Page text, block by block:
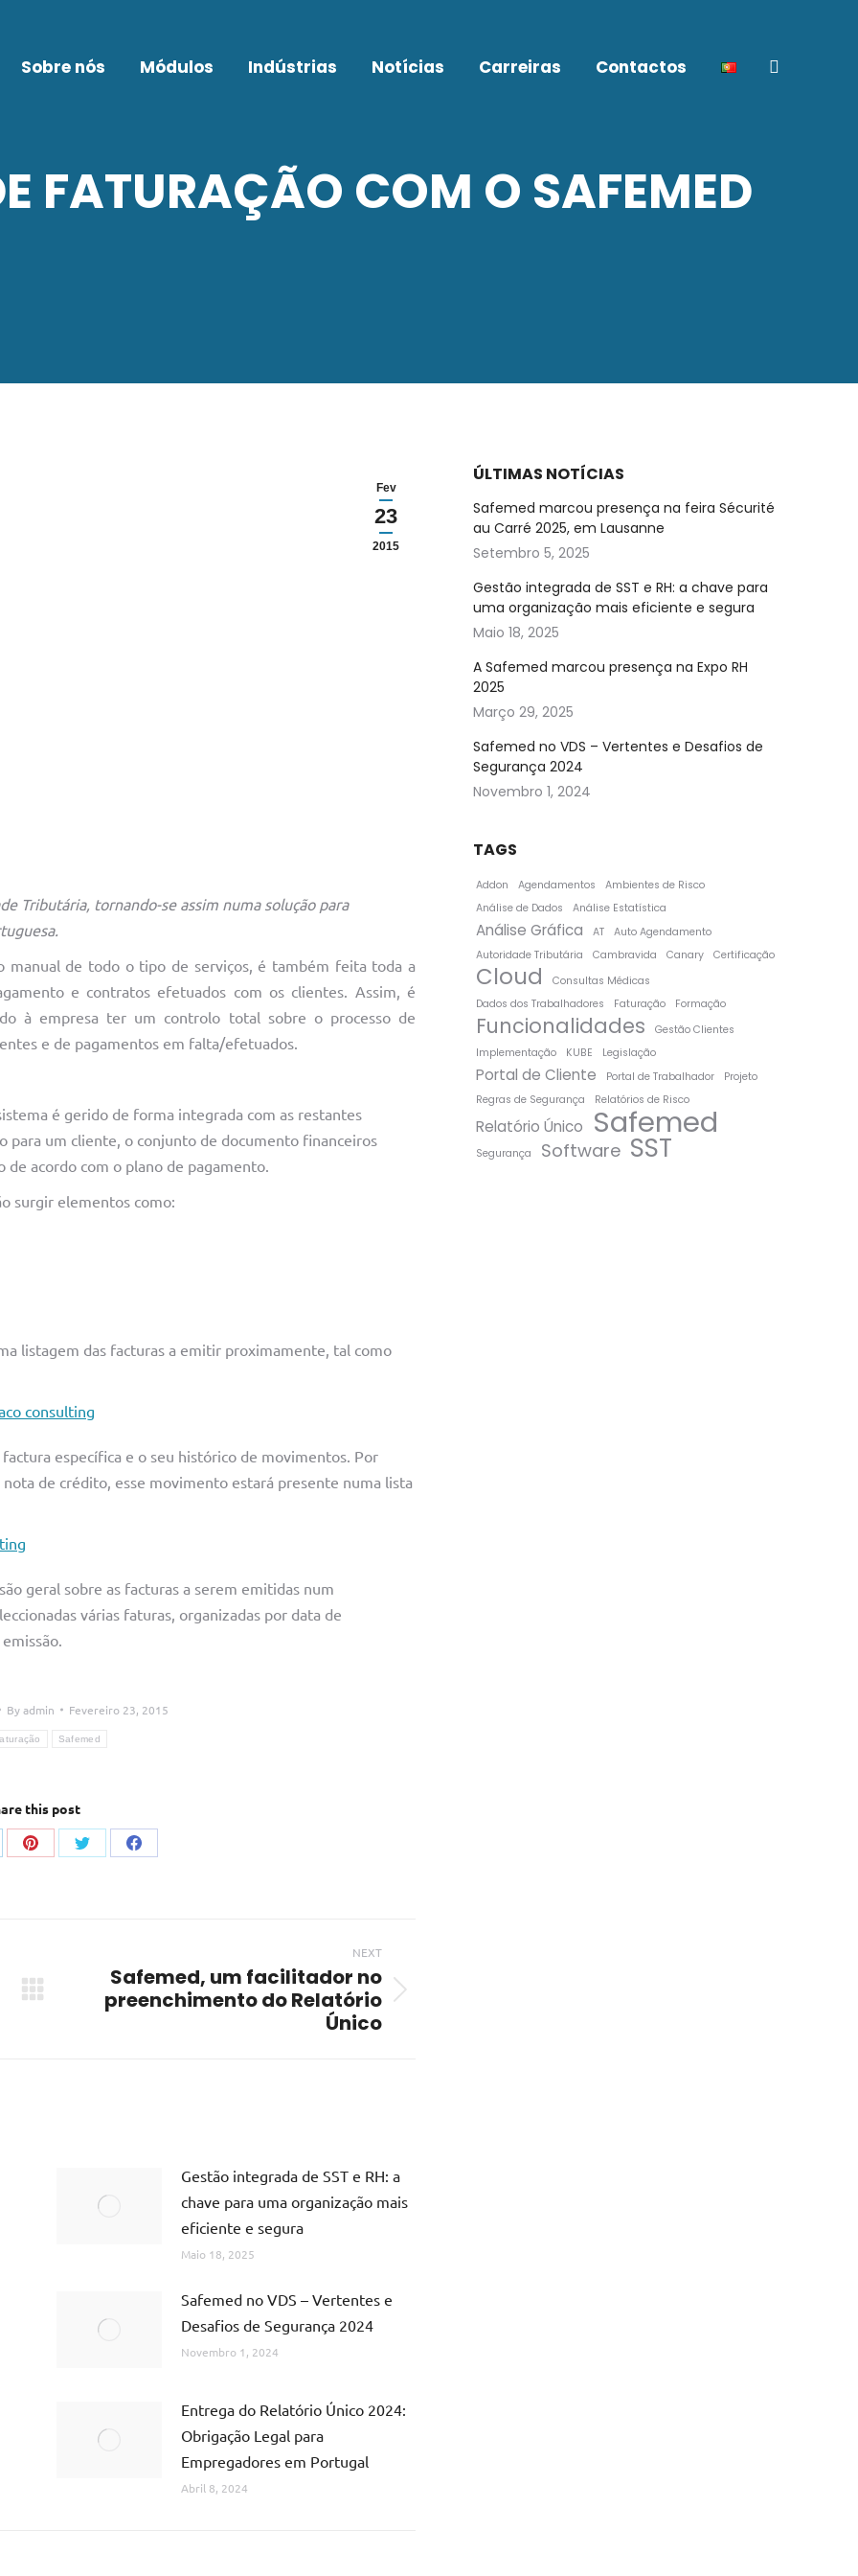
Sobre nós Módulos Indústrias Notícias Carreiras Contactos Search:
FATURAÇÃO COM O SAFEMED
Fev
23
2015
Tributária, tornando-se assim numa solução para
manual de todo o tipo de serviços, é também feita toda a
e contratos efetuados com os clientes. Assim, é
à empresa ter um controlo total sobre o processo de
e de pagamentos em falta/efetuados.
é gerido de forma integrada com as restantes
para um cliente, o conjunto de documento financeiros
acordo com o plano de pagamento.
surgir elementos como:
listagem das facturas a emitir proximamente, tal como
específica e o seu histórico de movimentos. Por
de crédito, esse movimento estará presente numa lista
geral sobre as facturas a serem emitidas num
várias faturas, organizadas por data de
Byadmin
Fevereiro 23, 2015
Safemed
this post
Share
Share
Share
NEXT
Next
Safemed, um facilitador no
preenchimento do Relatório
Único
Gestão integrada de SST e RH: a
chave para uma organização mais
eficiente e segura
Maio 18, 2025
Safemed no VDS – Vertentes e
Desafios de Segurança 2024
Novembro 1, 2024
Entrega do Relatório Único 2024:
Obrigação Legal para
Empregadores em Portugal
Abril 8, 2024
ÚLTIMAS NOTÍCIAS
Safemed marcou presença na feira Sécurité
au Carré 2025, em Lausanne
Setembro 5, 2025
Gestão integrada de SST e RH: a chave para
uma organização mais eficiente e segura
Maio 18, 2025
A Safemed marcou presença na Expo RH
2025
Março 29, 2025
Safemed no VDS – Vertentes e Desafios de
Segurança 2024
Novembro 1, 2024
TAGS
Addon Agendamentos
Ambientes de Risco
Análise de Dados
Análise Estatística
Análise Gráfica AT
Auto Agendamento
Autoridade Tributária
Cambravida Canary Certificação
Cloud
Consultas Médicas
Dados dos Trabalhadores
Faturação Formação
Funcionalidades
Gestão Clientes
Implementação
KUBE Legislação
Portal de Cliente Portal de Trabalhador
Projeto
Regras de Segurança
Relatórios de Risco
Relatório Único Safemed
Segurança Software SST